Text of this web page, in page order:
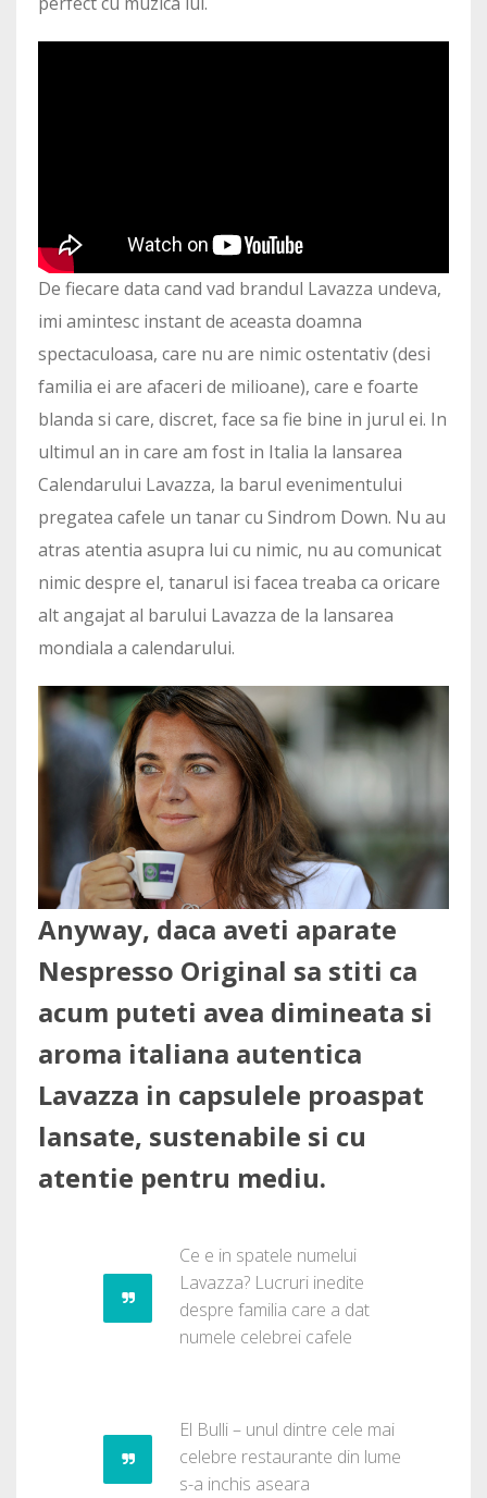
De fiecare data cand vad brandul Lavazza undeva,
imi amintesc instant de aceasta doamna
spectaculoasa, care nu are nimic ostentativ (desi
familia ei are afaceri de milioane), care e foarte
blanda si care, discret, face sa fie bine in jurul ei. In
ultimul an in care am fost in Italia la lansarea
Calendarului Lavazza, la barul evenimentului
pregatea cafele un tanar cu Sindrom Down. Nu au
atras atentia asupra lui cu nimic, nu au comunicat
nimic despre el, tanarul isi facea treaba ca oricare
alt angajat al barului Lavazza de la lansarea
mondiala a calendarului.
Anyway, daca aveti aparate
Nespresso Original sa stiti ca
acum puteti avea dimineata si
aroma italiana autentica
Lavazza in capsulele proaspat
lansate, sustenabile si cu
atentie pentru mediu.
Ce e in spatele numelui
Lavazza? Lucruri inedite
despre familia care a dat
numele celebrei cafele
El Bulli – unul dintre cele mai
celebre restaurante din lume
s-a inchis aseara